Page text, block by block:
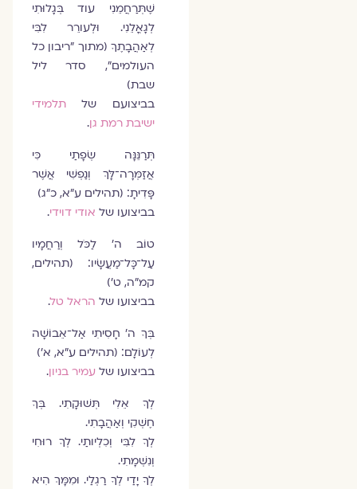
שֶׁתְּרַחֲמֵנִי עוד בְּגָלוּתִי
לְגָאֳלֵנִי. וּלְעורֵר לִבִּי
לְאַהֲבָתֶךָ (מתוך "ריבון כל
העולמים", סדר ליל
שבת)
בביצועם שלתלמידי
ישיבת רמת גן.
תְּרַנֵּנָּה שְׂפָתַי כִּי
אֲזַמְּרָה־לָּךְ וְנַפְשִׁי אֲשֶׁר
פָּדִיתָ׃ (תהילים ע"א, כ"ג)
בביצועו של אודי דוידי.
טוֹב ה' לַכֹּל וְרַחֲמָיו
עַל־כָּל־מַעֲשָׂיו׃ (תהילים,
קמ"ה, ט')
בביצועו של הראל טל.
בְּךָ ה' חָסִיתִי אַל־אֵבוֹשָׁה
לְעוֹלָם׃ (תהילים ע"א, א')
בביצועו של עמיר בניון.
לְךָ אֵלִי תְּשׁוּקָתִי. בְּךָ
חֶשְׁקִי וְאַהֲבָתִי.
לְךָ לִבִּי וְכִלְיותַי. לְךָ רוּחִי
וְנִשְׁמָתִי.
לְךָ יָדַי לְךָ רַגְלַי. וּמִמָּךְ הִיא